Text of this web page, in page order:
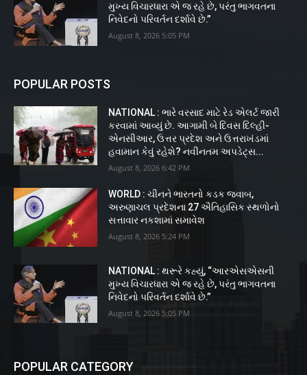
મુખ્ય વિચારધારા એ જ રહે છે, પરંતુ ભાગવતના
નિવેદનો પરિવર્તન દર્શાવે છે.”
August 8, 2026 5:05 PM
POPULAR POSTS
NATIONAL : ભારે વરસાદ માટે રેડ એલર્ટ જારી
કરવામાં આવ્યું છે. આગામી બે દિવસ દિલ્હી-
એનસીઆર, ઉત્તર પ્રદેશ અને ઉત્તરાખંડમાં
હવામાન કેવું રહેશે? નવીનતમ અપડેટ્સ...
August 8, 2026 6:42 PM
WORLD : ચીનને ભારતનો કડક જવાબ,
અરુણાચલ પ્રદેશના 27 ઐતિહાસિક સ્થળોનો
સત્તાવાર નકશામાં સમાવેશ
August 8, 2026 5:24 PM
NATIONAL : થરૂરે કહ્યું, “આરએસએસની
મુખ્ય વિચારધારા એ જ રહે છે, પરંતુ ભાગવતના
નિવેદનો પરિવર્તન દર્શાવે છે.”
August 8, 2026 5:05 PM
POPULAR CATEGORY